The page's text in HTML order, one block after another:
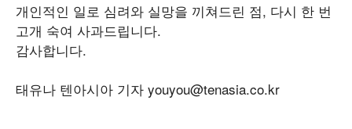
개인적인 일로 심려와 실망을 끼쳐드린 점, 다시 한 번
고개 숙여 사과드립니다.
감사합니다.
태유나 텐아시아 기자 youyou@tenasia.co.kr